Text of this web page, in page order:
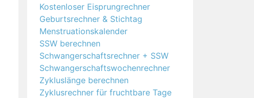
Kostenloser Eisprungrechner
Geburtsrechner & Stichtag
Menstruationskalender
SSW berechnen
Schwangerschaftsrechner + SSW
Schwangerschaftswochenrechner
Zykluslänge berechnen
Zyklusrechner für fruchtbare Tage